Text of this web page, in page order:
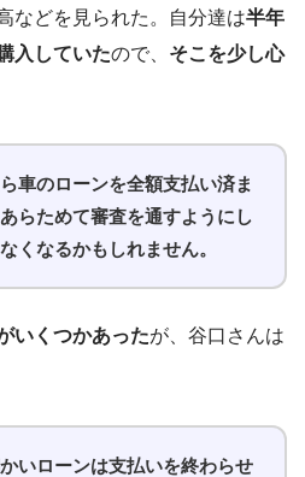
などを見られた。自分達は半年
入していたので、 そこを少し心
車のローンを全額支払い済ま
らためて審査を通すようにし
くなるかもしれません。
いくつかあったが、谷口さんは
いローンは支払いを終わらせ